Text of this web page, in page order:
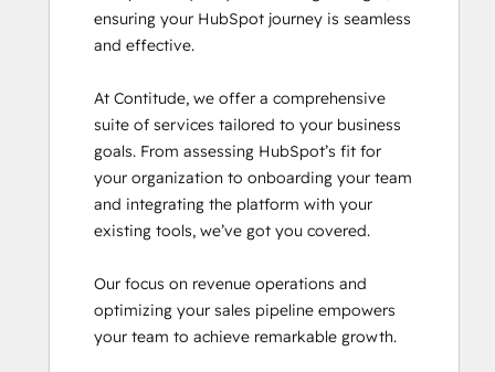
ensuring your HubSpot journey is seamless
and effective.
At Contitude, we offer a comprehensive
suite of services tailored to your business
goals. From assessing HubSpot’s fit for
your organization to onboarding your team
and integrating the platform with your
existing tools, we’ve got you covered.
Our focus on revenue operations and
optimizing your sales pipeline empowers
your team to achieve remarkable growth.